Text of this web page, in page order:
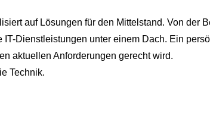
auf Lösungen für den Mittelstand. Von der
Dienstleistungen unter einem Dach. Ein
aktuellen Anforderungen gerecht wird.
Technik.